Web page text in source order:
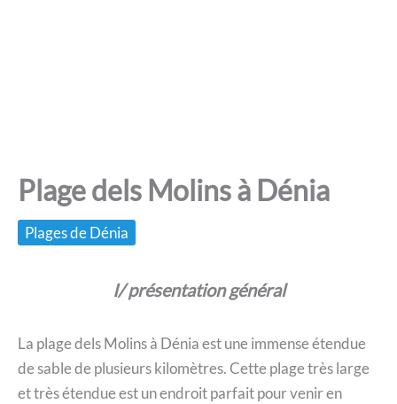
Plage dels Molins à Dénia
Plages de Dénia
I/ présentation général
La plage dels Molins à Dénia est une immense étendue
de sable de plusieurs kilomètres. Cette plage très large
et très étendue est un endroit parfait pour venir en